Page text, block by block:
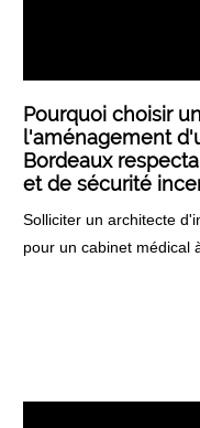
Pourquoi choisir
l'aménagement
Bordeaux
et de sécurité
Solliciter un architecte
pour un cabinet médical